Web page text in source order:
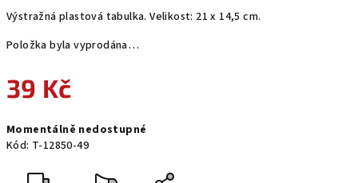
Výstražná plastová tabulka. Velikost: 21 x 14,5 cm.
Položka byla vyprodána…
39 Kč
cena:
Momentálně nedostupné
Kód: T-12850-49